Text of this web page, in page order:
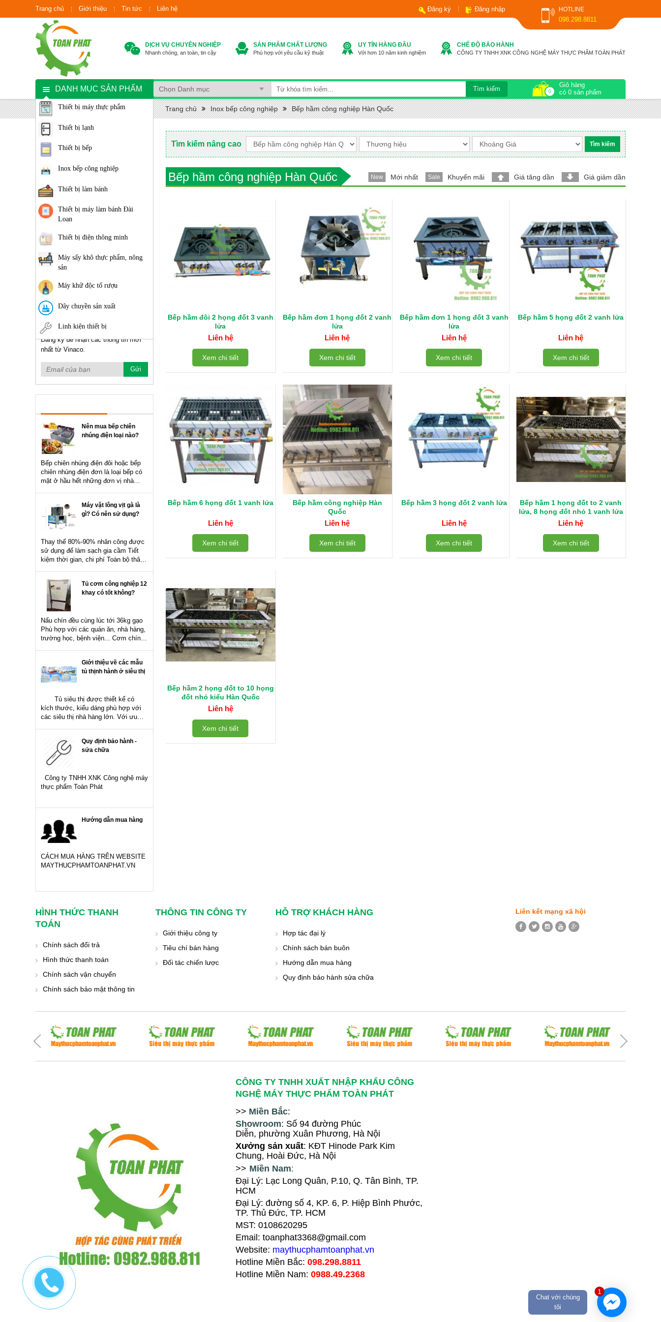
Trang chủ Giới thiệu Tin tức Liên hệ Đăng ký Đăng nhập HOTLINE
098.298.8811
DỊCH VỤ CHUYÊN NGHIỆP
Nhanh chóng, an toàn, tin cậy
SẢN PHẨM CHẤT LƯỢNG
Phù hợp với yêu cầu kỹ thuật
UY TÍN HÀNG ĐẦU
Với hơn 10 năm kinh nghiệm
CHẾ ĐỘ BẢO HÀNH
CÔNG TY TNHH XNK CÔNG NGHỆ MÁY THỰC PHẨM TOÀN PHÁT
DANH MỤC SẢN PHẨM
Thiết bị máy thực phẩm
Thiết bị lạnh
Thiết bị bếp
Inox bếp công nghiệp
Thiết bị làm bánh
Thiết bị máy làm bánh Đài
Loan
Thiết bị điện thông minh
Máy sấy khô thực phẩm, nông
sản
Máy khử độc tố rượu
Dây chuyền sản xuất
Linh kiện thiết bị
0
Giỏ hàng
có 0 sản phẩm
Trang chủ Inox bếp công nghiệp Bếp hầm công nghiệp Hàn Quốc
Đăng ký để nhận các thông tin mới
nhất từ Vinaco.
Nên mua bếp chiên
nhúng điện loại nào?
Bếp chiên nhúng điện đôi hoặc bếp
chiên nhúng điện đơn là loại bếp có
mặt ở hầu hết những đơn vị nhà
xích, gà...
Máy vặt lông vịt gà là
gì? Có nên sử dụng?
Thay thế 80%-90% nhân công được
sử dụng để làm sạch gia cầm Tiết
kiệm thời gian, chi phí Toàn bộ thân
từ cao su...
Tủ cơm công nghiệp 12
khay có tốt không?
Nấu chín đều cùng lúc tới 36kg gạo
Phù hợp với các quán ăn, nhà hàng,
trường học, bệnh viện... Cơm chín
Có thể...
Giới thiệu về các mẫu
tủ thịnh hành ở siêu thị
Tủ siêu thị được thiết kế có
kích thước, kiểu dáng phù hợp với
các siêu thị nhà hàng lớn. Với ưu
Quy định bảo hành -
sửa chữa
Công ty TNHH XNK Công nghệ máy
thực phẩm Toàn Phát
Hướng dẫn mua hàng
CÁCH MUA HÀNG TRÊN WEBSITE
MAYTHUCPHAMTOANPHAT.VN
Tìm kiếm nâng cao
Bếp hầm công nghiệp Hàn Quốc Mới nhất Khuyến mãi Giá tăng dần Giá giảm dần
Bếp hầm đôi 2 họng đốt 3 vanh
lửa
Liên hệ
Xem chi tiết
Bếp hầm đơn 1 họng đốt 2 vanh
lửa
Liên hệ
Xem chi tiết
Bếp hầm đơn 1 họng đốt 3 vanh
lửa
Liên hệ
Xem chi tiết
Bếp hầm 5 họng đốt 2 vanh lửa
Liên hệ
Xem chi tiết
Bếp hầm 6 họng đốt 1 vanh lửa
Liên hệ
Xem chi tiết
Bếp hầm công nghiệp Hàn
Quốc
Liên hệ
Xem chi tiết
Bếp hầm 3 họng đốt 2 vanh lửa
Liên hệ
Xem chi tiết
Bếp hầm 1 họng đốt to 2 vanh
lửa, 8 họng đốt nhỏ 1 vanh lửa
Liên hệ
Xem chi tiết
Bếp hầm 2 họng đốt to 10 họng
đốt nhỏ kiểu Hàn Quốc
Liên hệ
Xem chi tiết
HÌNH THỨC THANH
TOÁN
Chính sách đổi trả
Hình thức thanh toán
Chính sách vận chuyển
Chính sách bảo mật thông tin
THÔNG TIN CÔNG TY
Giới thiệu công ty
Tiêu chí bán hàng
Đối tác chiến lược
HỖ TRỢ KHÁCH HÀNG
Hợp tác đại lý
Chính sách bán buôn
Hướng dẫn mua hàng
Quy định bảo hành sửa chữa
Liên kết mạng xã hội
CÔNG TY TNHH XUẤT NHẬP KHẨU CÔNG
NGHỆ MÁY THỰC PHẨM TOÀN PHÁT
>> Miền Bắc:
Showroom: Số 94 đường Phúc
Diễn, phường Xuân Phương, Hà Nội
Xưởng sản xuất: KĐT Hinode Park Kim
Chung, Hoài Đức, Hà Nội
>> Miền Nam:
Đại Lý: Lạc Long Quân, P.10, Q. Tân Bình, TP.
HCM
Đại Lý: đường số 4, KP. 6, P. Hiệp Bình Phước,
TP. Thủ Đức, TP. HCM
MST: 0108620295
Email: toanphat3368@gmail.com
Website: maythucphamtoanphat.vn
Hotline Miền Bắc: 098.298.8811
Hotline Miền Nam: 0988.49.2368
1
Chat với chúng
tôi